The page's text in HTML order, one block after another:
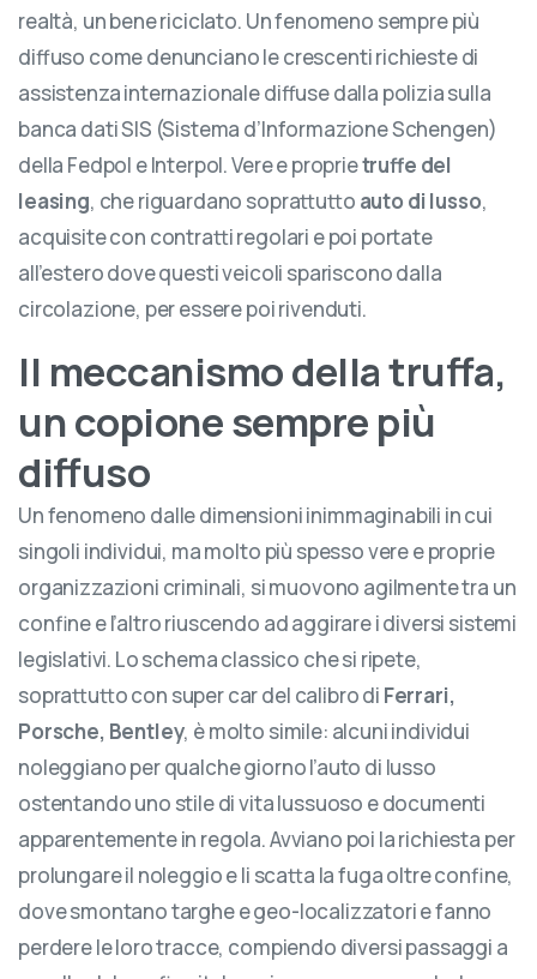
realtà, un bene riciclato. Un fenomeno sempre più
diffuso come denunciano le crescenti richieste di
assistenza internazionale diffuse dalla polizia sulla
banca dati SIS (Sistema d’Informazione Schengen)
della Fedpol e Interpol. Vere e proprietruffe del
leasing, che riguardano soprattutto auto di lusso,
acquisite con contratti regolari e poi portate
all’estero dove questi veicoli spariscono dalla
circolazione, per essere poi rivenduti.
Il meccanismo della truffa,
un copione sempre più
diffuso
Un fenomeno dalle dimensioni inimmaginabili in cui
singoli individui, ma molto più spesso vere e proprie
organizzazioni criminali, si muovono agilmente tra un
confine e l’altro riuscendo ad aggirare i diversi sistemi
legislativi. Lo schema classico che si ripete,
soprattutto con super car del calibro di Ferrari,
Porsche, Bentley, è molto simile: alcuni individui
noleggiano per qualche giorno l’auto di lusso
ostentando uno stile di vita lussuoso e documenti
apparentemente in regola. Avviano poi la richiesta per
prolungare il noleggio e li scatta la fuga oltre confine,
dove smontano targhe e geo-localizzatori e fanno
perdere le loro tracce, compiendo diversi passaggi a